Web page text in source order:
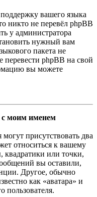
вашего языка
никто не перевёл phpBB
у администратора
нужный вам
пакета не
перевести phpBB на свой
вы можете
с моим именем
присутствовать два
относиться к вашему
квадратики или точки,
вы оставили,
Другое, обычно
как «аватара» и
пользователя.